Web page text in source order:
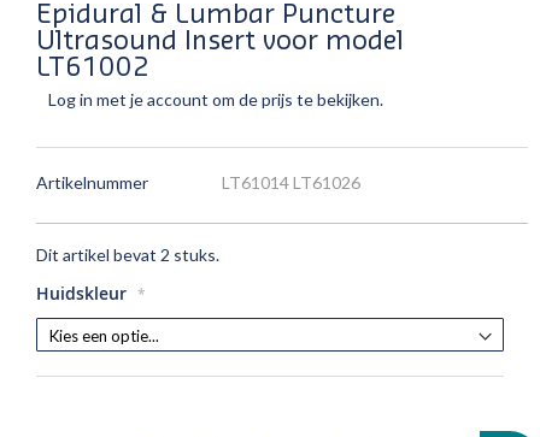
Epidural & Lumbar Puncture
Ultrasound Insert voor model
LT61002
Log in met je account om de prijs te bekijken.
Artikelnummer LT61014 LT61026
Dit artikel bevat 2 stuks.
Huidskleur